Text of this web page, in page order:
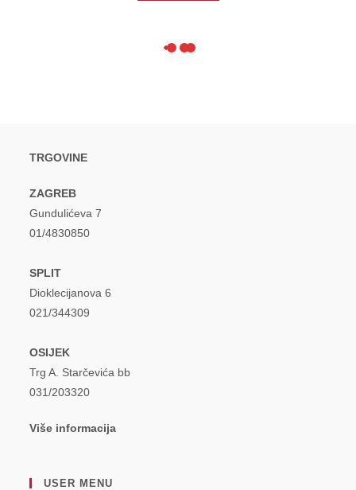
TRGOVINE
ZAGREB
Gundulićeva 7
01/4830850
SPLIT
Dioklecijanova 6
021/344309
OSIJEK
Trg A. Starčevića bb
031/203320
Više informacija
USER MENU